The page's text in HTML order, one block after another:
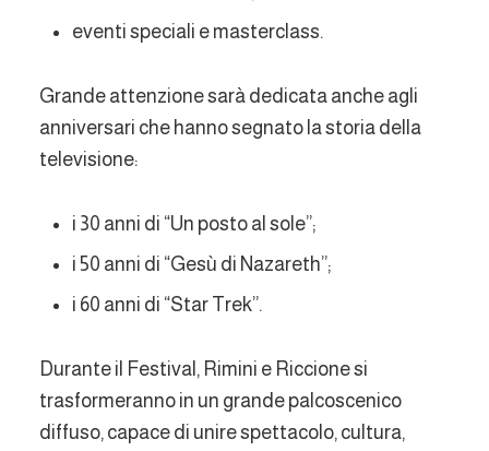
eventi speciali e masterclass.
Grande attenzione sarà dedicata anche agli
anniversari che hanno segnato la storia della
televisione:
i 30 anni di “Un posto al sole”;
i 50 anni di “Gesù di Nazareth”;
i 60 anni di “Star Trek”.
Durante il Festival, Rimini e Riccione si
trasformeranno in un grande palcoscenico
diffuso, capace di unire spettacolo, cultura,